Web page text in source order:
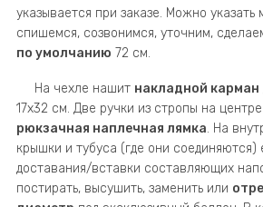
указывается при заказе. Можно указать
спишемся, созвонимся, уточним,
по умолчанию 72 см.
На чехле нашит накладной карман
17х32 см. Две ручки из стропы на
рюкзачная наплечная лямка. На
крышки и тубуса (где они соединяются)
доставания/вставки составляющих
постирать, высушить, заменить или